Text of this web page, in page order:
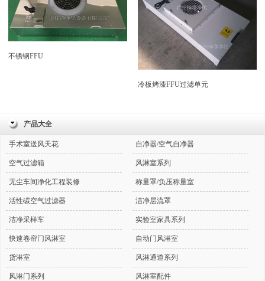
不锈钢FFU
冷板烤漆FFU过滤单元
产品大全
手术室送风天花 自净器/空气自净器
空气过滤箱 风淋室系列
无尘车间净化工程装修 称量罩/负压称量室
活性碳空气过滤器 洁净层流罩
洁净采样车 实验室家具系列
快速卷帘门风淋室 自动门风淋室
货淋室 风淋通道系列
风淋门系列 风淋室配件